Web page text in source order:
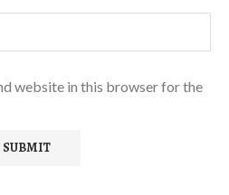
website in this browser for the